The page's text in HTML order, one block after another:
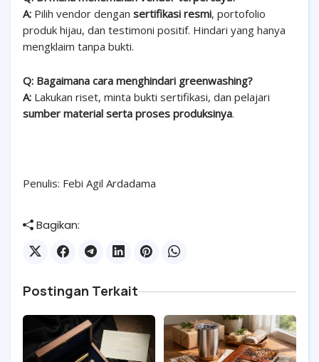
A: Pilih vendor dengan sertifikasi resmi, portofolio
produk hijau, dan testimoni positif. Hindari yang hanya
mengklaim tanpa bukti.
Q: Bagaimana cara menghindari greenwashing?
A: Lakukan riset, minta bukti sertifikasi, dan pelajari
sumber material serta proses produksinya.
Penulis: Febi Agil Ardadama
Bagikan:
Postingan Terkait